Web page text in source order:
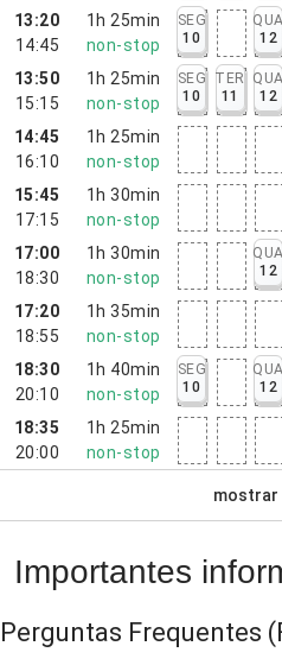
13:20
14:45
1h 25min
non-stop
SEG
10
12
13:50
15:15
1h 25min
non-stop
SEG
10
TER
11
12
14:45
16:10
1h 25min
non-stop
15:45
17:15
1h 30min
non-stop
17:00
18:30
1h 30min
non-stop
12
17:20
18:55
1h 35min
non-stop
18:30
20:10
1h 40min
non-stop
SEG
10
12
18:35
20:00
1h 25min
non-stop
mostrar
Importantes
Perguntas Frequentes